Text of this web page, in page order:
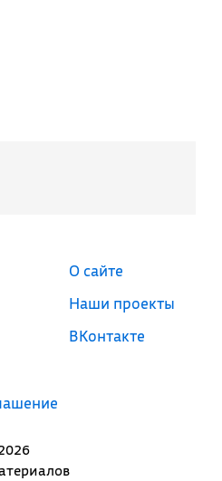
О сайте
Наши проекты
ВКонтакте